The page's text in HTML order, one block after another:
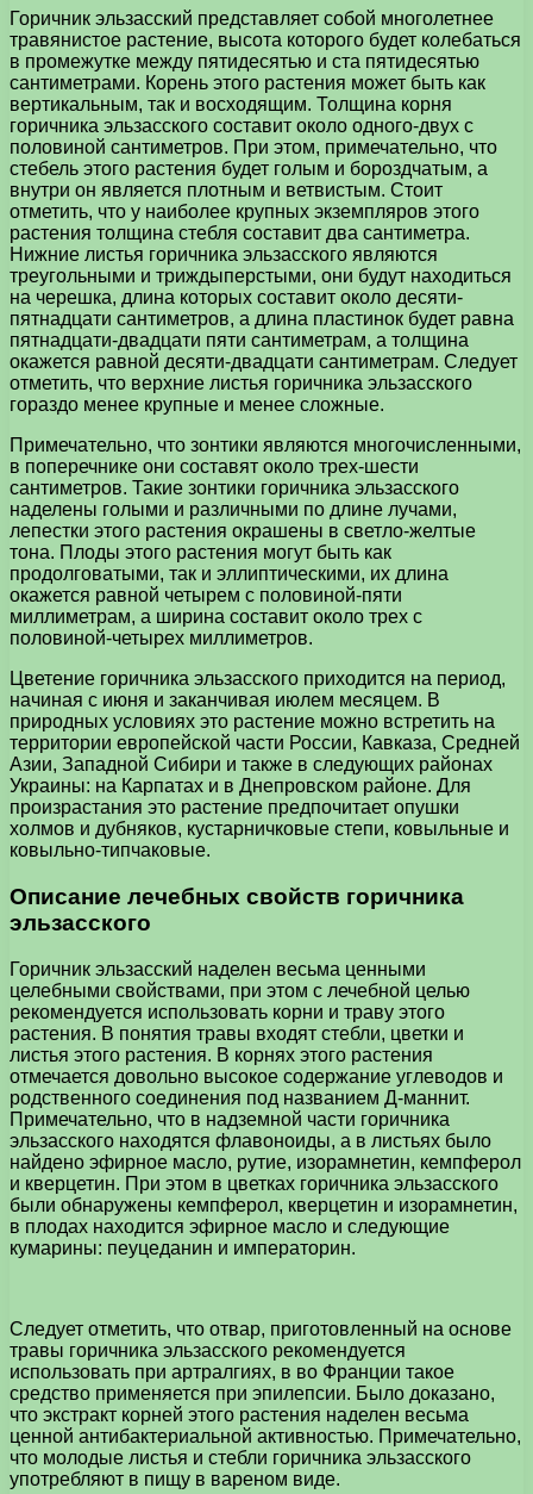
Горичник эльзасский представляет собой многолетнее
травянистое растение, высота которого будет колебаться
в промежутке между пятидесятью и ста пятидесятью
сантиметрами. Корень этого растения может быть как
вертикальным, так и восходящим. Толщина корня
горичника эльзасского составит около одного-двух с
половиной сантиметров. При этом, примечательно, что
стебель этого растения будет голым и бороздчатым, а
внутри он является плотным и ветвистым. Стоит
отметить, что у наиболее крупных экземпляров этого
растения толщина стебля составит два сантиметра.
Нижние листья горичника эльзасского являются
треугольными и триждыперстыми, они будут находиться
на черешка, длина которых составит около десяти-
пятнадцати сантиметров, а длина пластинок будет равна
пятнадцати-двадцати пяти сантиметрам, а толщина
окажется равной десяти-двадцати сантиметрам. Следует
отметить, что верхние листья горичника эльзасского
гораздо менее крупные и менее сложные.
Примечательно, что зонтики являются многочисленными,
в поперечнике они составят около трех-шести
сантиметров. Такие зонтики горичника эльзасского
наделены голыми и различными по длине лучами,
лепестки этого растения окрашены в светло-желтые
тона. Плоды этого растения могут быть как
продолговатыми, так и эллиптическими, их длина
окажется равной четырем с половиной-пяти
миллиметрам, а ширина составит около трех с
половиной-четырех миллиметров.
Цветение горичника эльзасского приходится на период,
начиная с июня и заканчивая июлем месяцем. В
природных условиях это растение можно встретить на
территории европейской части России, Кавказа, Средней
Азии, Западной Сибири и также в следующих районах
Украины: на Карпатах и в Днепровском районе. Для
произрастания это растение предпочитает опушки
холмов и дубняков, кустарничковые степи, ковыльные и
ковыльно-типчаковые.
Описание лечебных свойств горичника
эльзасского
Горичник эльзасский наделен весьма ценными
целебными свойствами, при этом с лечебной целью
рекомендуется использовать корни и траву этого
растения. В понятия травы входят стебли, цветки и
листья этого растения. В корнях этого растения
отмечается довольно высокое содержание углеводов и
родственного соединения под названием Д-маннит.
Примечательно, что в надземной части горичника
эльзасского находятся флавоноиды, а в листьях было
найдено эфирное масло, рутие, изорамнетин, кемпферол
и кверцетин. При этом в цветках горичника эльзасского
были обнаружены кемпферол, кверцетин и изорамнетин,
в плодах находится эфирное масло и следующие
кумарины: пеуцеданин и императорин.
Следует отметить, что отвар, приготовленный на основе
травы горичника эльзасского рекомендуется
использовать при артралгиях, в во Франции такое
средство применяется при эпилепсии. Было доказано,
что экстракт корней этого растения наделен весьма
ценной антибактериальной активностью. Примечательно,
что молодые листья и стебли горичника эльзасского
употребляют в пищу в вареном виде.